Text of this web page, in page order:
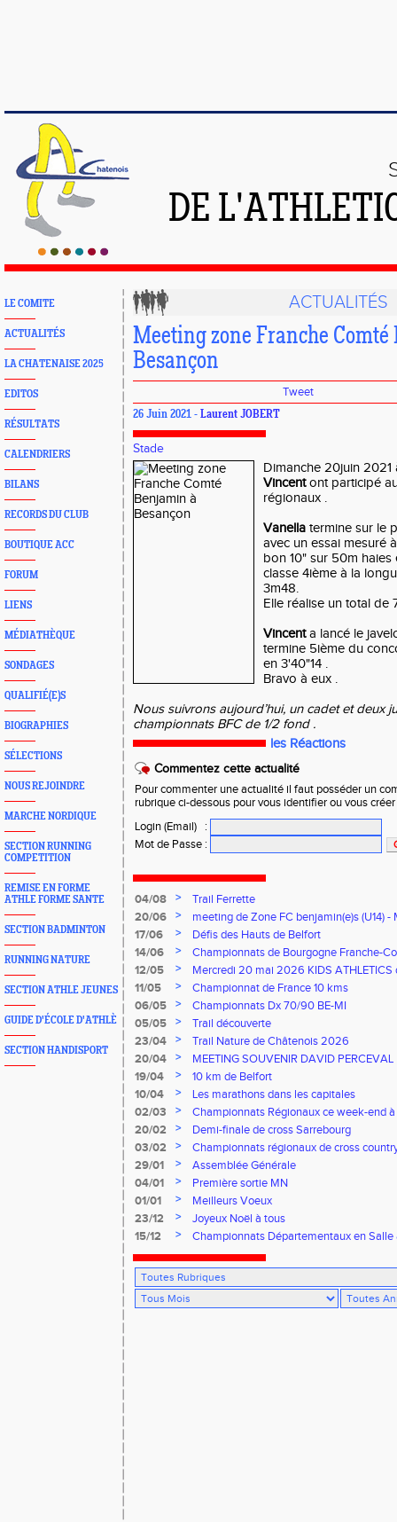
DE
LE COMITE
ACTUALITÉS
LA CHATENAISE 2025
EDITOS
RÉSULTATS
CALENDRIERS
BILANS
RECORDS DU CLUB
BOUTIQUE ACC
FORUM
LIENS
MÉDIATHÈQUE
SONDAGES
QUALIFIÉ(E)S
BIOGRAPHIES
SÉLECTIONS
NOUS REJOINDRE
MARCHE NORDIQUE
SECTION RUNNING
COMPETITION
REMISE EN FORME
ATHLE FORME SANTE
SECTION BADMINTON
RUNNING NATURE
SECTION ATHLE JEUNES
GUIDE D'ÉCOLE D'ATHLÈ
SECTION HANDISPORT
ACTUALITÉS
Meeting zone Franche
Besançon
Tweet
26 Juin 2021 - Laurent JOBERT
Stade
Dimanche 20juin
Vincentont participé
régionaux .
Vanella termine sur le
avec un essai mesuré
bon 10" sur 50m haies
classe 4ième à la
3m48.
Elle réalise un total de
Vincenta lancé le
termine 5ième du
en 3'40"14 .
Bravo à eux .
Nous suivrons aujourd’hui, un cadet et deux
championnats BFC de 1/2 fond .
les Réactions
Commentez cette actualité
Pour commenter une actualité il faut posséder un
rubrique ci-dessous pour vous identifier ou vous
Login (Email)
:
Mot de Passe :
04/08 >
Trail Ferrette
20/06
>
meeting de Zone FC benjamin(e)s (U14) -
17/06
>
Défis des Hauts de Belfort
14/06
>
Championnats de Bourgogne Franche-
Florentin, le 14 juin 2026
12/05 >
Mercredi 20 mai 2026 KIDS ATHLETICS
11/05
>
Championnat de France 10 kms
06/05
>
Championnats Dx 70/90 BE-MI
05/05
>
Trail découverte
23/04
>
Trail Nature de Châtenois 2026
20/04
>
MEETING SOUVENIR DAVID PERCEVAL
19/04
>
10 km de Belfort
10/04
>
Les marathons dans les capitales
02/03
>
Championnats Régionaux ce week-end
20/02
>
Demi-finale de cross Sarrebourg
03/02
>
Championnats régionaux de cross
29/01
>
Assemblée Générale
04/01
>
Première sortie MN
01/01
>
Meilleurs Voeux
23/12
>
Joyeux Noël à tous
15/12
> Championnats Départementaux en Salle